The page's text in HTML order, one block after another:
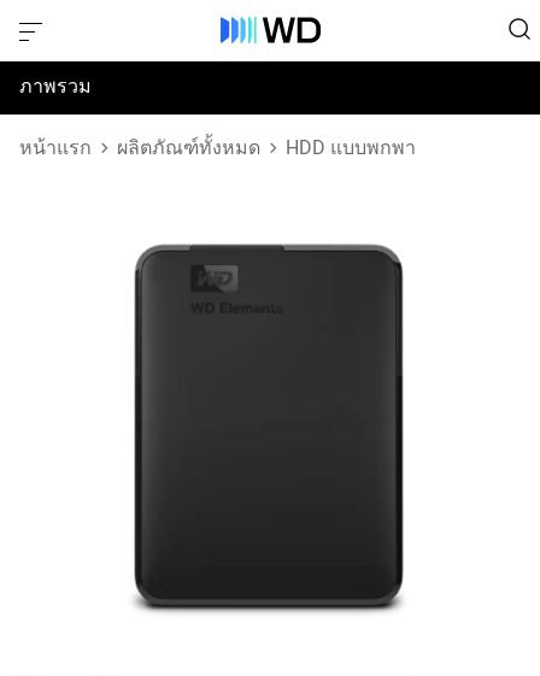
ภาพรวม
ข้อมูลจำเพาะ
หน้าแรก ผลิตภัณฑ์ทั้งหมด HDD แบบพกพา